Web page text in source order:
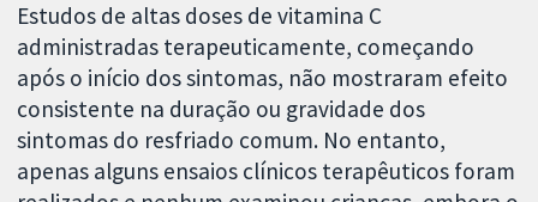
Estudos de altas doses de vitamina C
administradas terapeuticamente, começando
após o início dos sintomas, não mostraram efeito
consistente na duração ou gravidade dos
sintomas do resfriado comum. No entanto,
apenas alguns ensaios clínicos terapêuticos foram